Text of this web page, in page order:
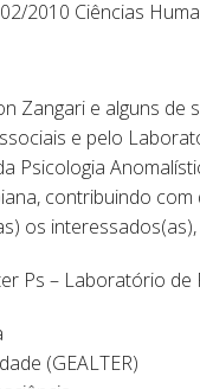
2010 Ciências
Zangari e alguns
e pelo
Psicologia
contribuindo
os
Ps – Laboratório de
(GEALTER)